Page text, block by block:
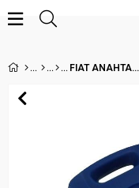
FIAT ANAHTAR – LASER (SIP22)